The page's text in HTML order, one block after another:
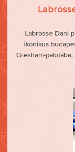
Labrosse Dani
ikonikus
Gresham-